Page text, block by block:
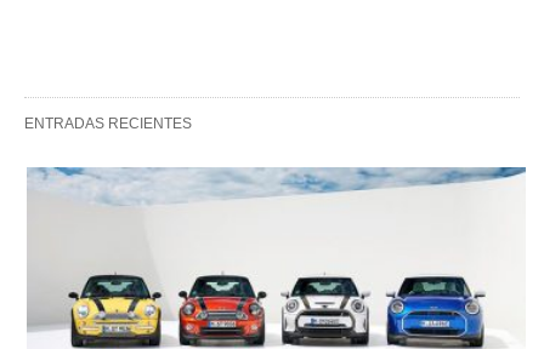
ENTRADAS RECIENTES